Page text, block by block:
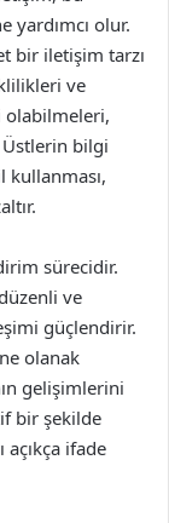
yardımcı olur.
bir iletişim tarzı
ve
olabilmeleri,
Üstlerin bilgi
kullanması,
sürecidir.
ve
güçlendirir.
olanak
gelişimlerini
bir şekilde
ifade